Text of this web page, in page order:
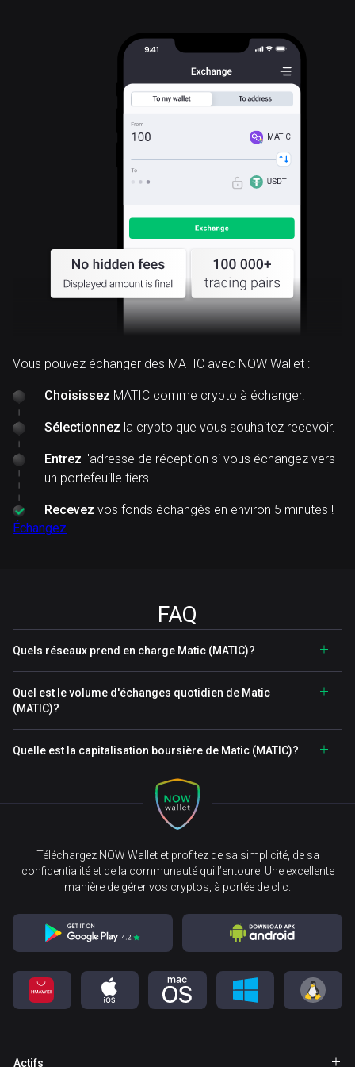
MATIC
Vous pouvez échanger des MATIC avec NOW Wallet :
Choisissez MATIC comme crypto à échanger.
Sélectionnez la crypto que vous souhaitez recevoir.
Entrez l'adresse de réception si vous échangez vers
un portefeuille tiers.
Recevez vos fonds échangés en environ 5 minutes !
Échangez
FAQ
Quels réseaux prend en charge Matic (MATIC)?
Quel est le volume d'échanges quotidien de Matic
(MATIC)?
Quelle est la capitalisation boursière de Matic (MATIC)?
Téléchargez NOW Wallet et profitez de sa simplicité, de sa
confidentialité et de la communauté qui l’entoure. Une excellente
manière de gérer vos cryptos, à portée de clic.
Actifs